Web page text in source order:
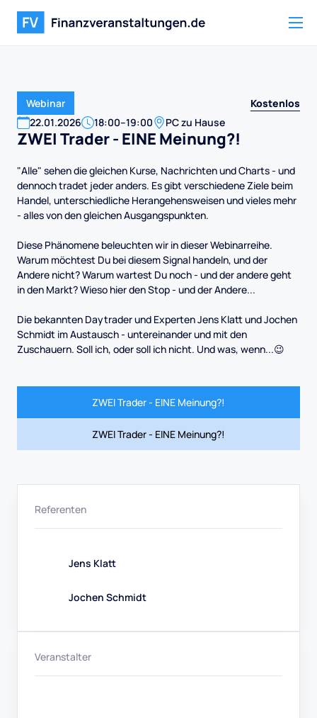
Webinar
Kostenlos
22.01.2026 18:00–19:00 PC zu Hause
ZWEI Trader - EINE Meinung?!
"Alle" sehen die gleichen Kurse, Nachrichten und Charts - und
dennoch tradet jeder anders. Es gibt verschiedene Ziele beim
Handel, unterschiedliche Herangehensweisen und vieles mehr
- alles von den gleichen Ausgangspunkten.
Diese Phänomene beleuchten wir in dieser Webinarreihe.
Warum möchtest Du bei diesem Signal handeln, und der
Andere nicht? Warum wartest Du noch - und der andere geht
in den Markt? Wieso hier den Stop - und der Andere...
Die bekannten Daytrader und Experten Jens Klatt und Jochen
Schmidt im Austausch - untereinander und mit den
Zuschauern. Soll ich, oder soll ich nicht. Und was, wenn...😉
ZWEI Trader - EINE Meinung?!
ZWEI Trader - EINE Meinung?!
Referenten
Jens Klatt
Jochen Schmidt
Veranstalter